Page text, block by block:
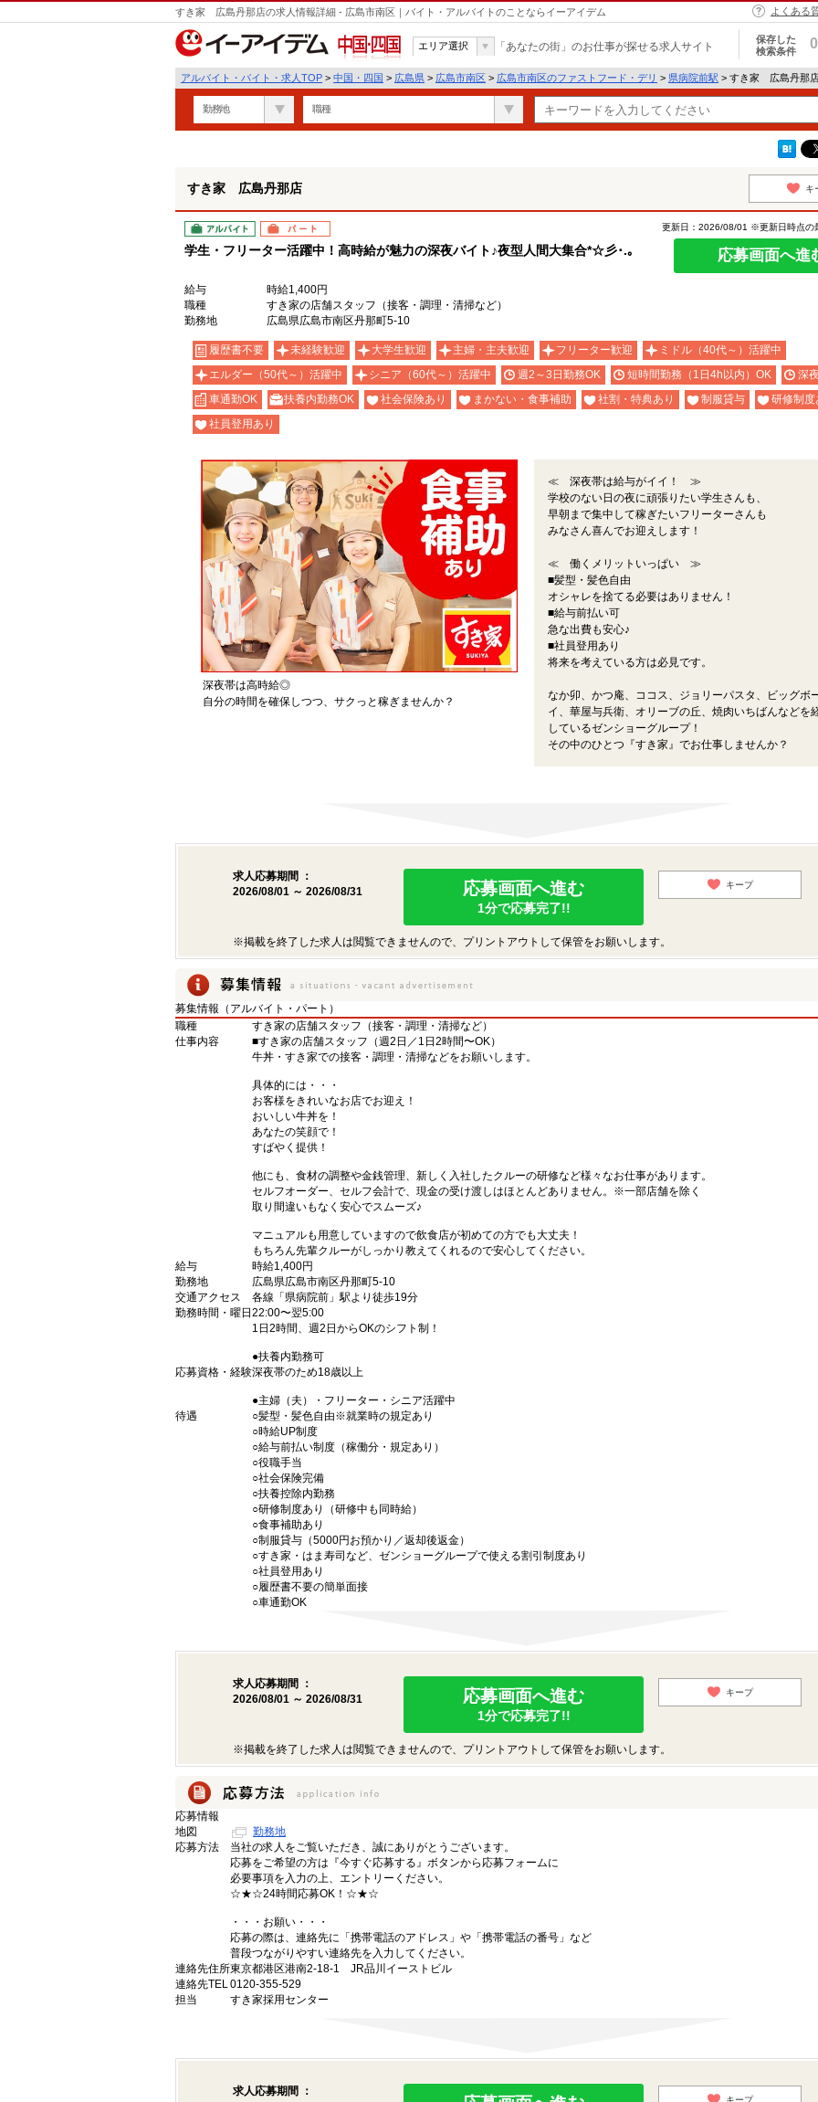
すき家 広島丹那店の求人情報詳細 - 広島市南区｜バイト・アルバイトのことならイーアイデム よくある
中国・四国
エリア選択 「あなたの街」のお仕事が探せる求人サイト
保存した
検索条件
0
アルバイト・バイト・求人TOP > 中国・四国 > 広島県 > 広島市南区 > 広島市南区のファストフード・デリ > 県病院前駅 > すき家 広島丹那
勤務地 職種
すき家 広島丹那店 キ
アルバイト パート
学生・フリーター活躍中！高時給が魅力の深夜バイト♪夜型人間大集合*☆彡･.｡
更新日：2026/08/01 ※更新日時点の
応募画面へ進
給与
時給1,400円
職種
すき家の店舗スタッフ（接客・調理・清掃など）
勤務地
広島県広島市南区丹那町5-10
履歴書不要 未経験歓迎 大学生歓迎 主婦・主夫歓迎 フリーター歓迎
ミドル（40代～）活躍中
エルダー（50代～）活躍中
シニア（60代～）活躍中 週2～3日勤務OK 短時間勤務（1日4h以内）OK
深
車通勤OK
扶養内勤務OK 社会保険あり まかない・食事補助 社割・特典あり 制服貸与
研修制度
社員登用あり
深夜帯は高時給◎
自分の時間を確保しつつ、サクっと稼ぎませんか？
≪ 深夜帯は給与がイイ！ ≫
学校のない日の夜に頑張りたい学生さんも、
早朝まで集中して稼ぎたいフリーターさんも
みなさん喜んでお迎えします！
≪ 働くメリットいっぱい ≫
■髪型・髪色自由
オシャレを捨てる必要はありません！
■給与前払い可
急な出費も安心♪
■社員登用あり
将来を考えている方は必見です。
なか卯、かつ庵、ココス、ジョリーパスタ、ビッグボ
イ、華屋与兵衛、オリーブの丘、焼肉いちばんなどを
しているゼンショーグループ！
その中のひとつ『すき家』でお仕事しませんか？
求人応募期間 ：
2026/08/01 ～ 2026/08/31
応募画面へ進む
1分で応募完了!!
キープ
※掲載を終了した求人は閲覧できませんので、プリントアウトして保管をお願いします。
募集情報（アルバイト・パート）
職種
すき家の店舗スタッフ（接客・調理・清掃など）
仕事内容
■すき家の店舗スタッフ（週2日／1日2時間〜OK）
牛丼・すき家での接客・調理・清掃などをお願いします。
具体的には・・・
お客様をきれいなお店でお迎え！
おいしい牛丼を！
あなたの笑顔で！
すばやく提供！
他にも、食材の調整や金銭管理、新しく入社したクルーの研修など様々なお仕事があります。
セルフオーダー、セルフ会計で、現金の受け渡しはほとんどありません。※一部店舗を除く
取り間違いもなく安心でスムーズ♪
マニュアルも用意していますので飲食店が初めての方でも大丈夫！
もちろん先輩クルーがしっかり教えてくれるので安心してください。
給与
時給1,400円
勤務地
広島県広島市南区丹那町5-10
交通アクセス
各線「県病院前」駅より徒歩19分
勤務時間・曜日 22:00〜翌5:00
1日2時間、週2日からOKのシフト制！
●扶養内勤務可
応募資格・経験深夜帯のため18歳以上
●主婦（夫）・フリーター・シニア活躍中
待遇
○髪型・髪色自由※就業時の規定あり
○時給UP制度
○給与前払い制度（稼働分・規定あり）
○役職手当
○社会保険完備
○扶養控除内勤務
○研修制度あり（研修中も同時給）
○食事補助あり
○制服貸与（5000円お預かり／返却後返金）
○すき家・はま寿司など、ゼンショーグループで使える割引制度あり
○社員登用あり
○履歴書不要の簡単面接
○車通勤OK
求人応募期間 ：
2026/08/01 ～ 2026/08/31
応募画面へ進む
1分で応募完了!!
キープ
※掲載を終了した求人は閲覧できませんので、プリントアウトして保管をお願いします。
応募情報
地図
勤務地
応募方法
当社の求人をご覧いただき、誠にありがとうございます。
応募をご希望の方は『今すぐ応募する』ボタンから応募フォームに
必要事項を入力の上、エントリーください。
☆★☆24時間応募OK！☆★☆
・・・お願い・・・
応募の際は、連絡先に「携帯電話のアドレス」や「携帯電話の番号」など
普段つながりやすい連絡先を入力してください。
連絡先住所東京都港区港南2-18-1 JR品川イーストビル
連絡先TEL0120-355-529
担当
すき家採用センター
求人応募期間 ：
キープ